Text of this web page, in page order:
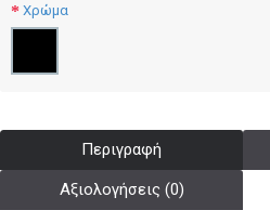
Χρώμα
Περιγραφή
Αξιολογήσεις (0)